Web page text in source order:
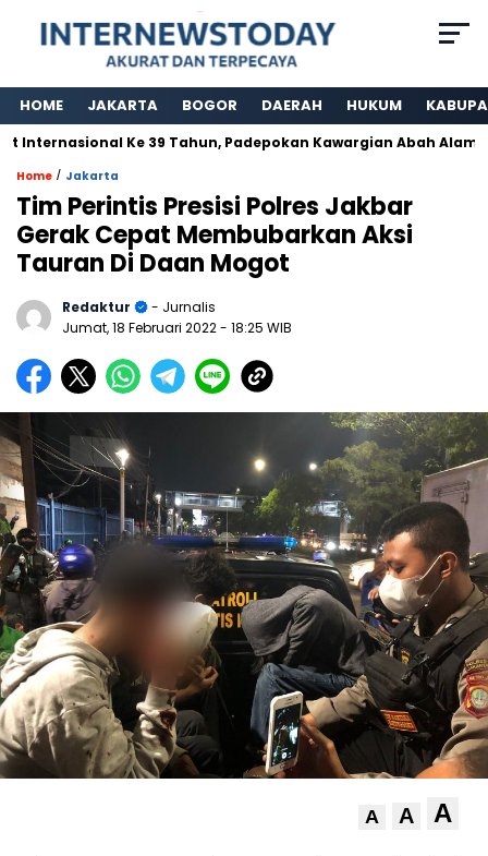
HOME JAKARTA BOGOR DAERAH HUKUM
Ke 39 Tahun, Padepokan Kawargian Abah Alam
Home / Jakarta
Tim Perintis Presisi Polres Jakbar
Gerak Cepat Membubarkan Aksi
Tauran Di Daan Mogot
Redaktur
- Jurnalis
Jumat, 18 Februari 2022- 18:25 WIB
A A A